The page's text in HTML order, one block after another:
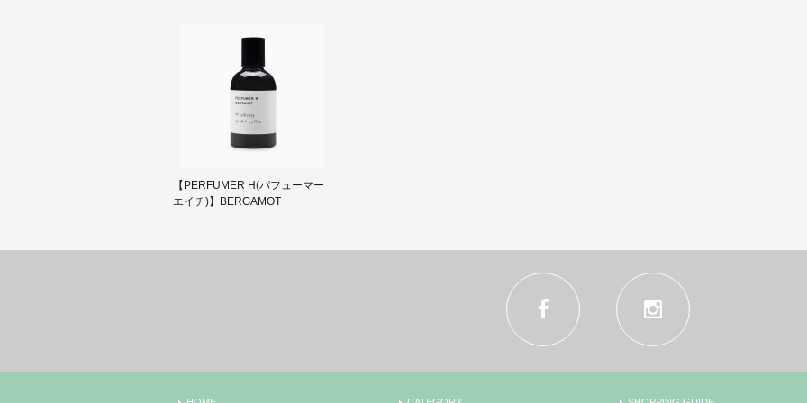
【PERFUMER H(パフューマー
エイチ)】BERGAMOT